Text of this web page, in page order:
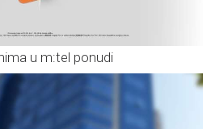
u m:tel ponudi